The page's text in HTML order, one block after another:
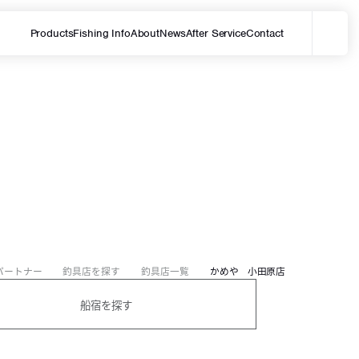
ProductsFishing InfoAboutNewsAfter ServiceContact
サイト内を検索する
ートナー 釣具店を探す 釣具店一覧 かめや 小田原店
船宿を探す